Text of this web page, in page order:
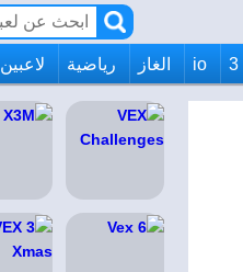
io الغاز رياضية لاعبين